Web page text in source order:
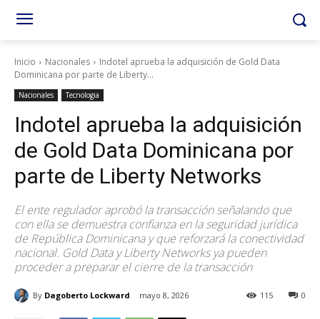
Inicio Nacionales
Indotel aprueba la adquisición de Gold Data
Dominicana por parte de Liberty...
Nacionales Tecnologia
Indotel aprueba la adquisición
de Gold Data Dominicana por
parte de Liberty Networks
El ente regulador aprobó la transacción señalando que
con ella se demuestra confianza en la seguridad jurídica
de República Dominicana y que reforzará la conectividad
nacional. Gold Data y Liberty Networks ya pueden
proceder a preparar el cierre de la transacción
By Dagoberto Lockward mayo 8, 2026 0
115